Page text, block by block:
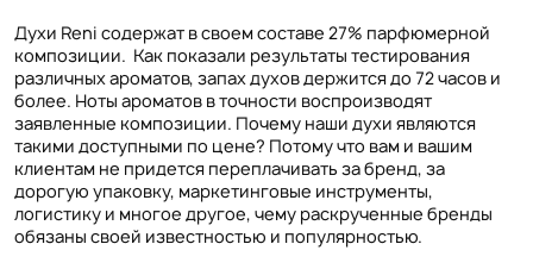
Духи Reni содержат в своем составе 27% парфюмерной
композиции. Как показали результаты тестирования
различных ароматов, запах духов держится до 72 часов и
более. Ноты ароматов в точности воспроизводят
заявленные композиции. Почему наши духи являются
такими доступными по цене? Потому что вам и вашим
клиентам не придется переплачивать за бренд, за
дорогую упаковку, маркетинговые инструменты,
логистику и многое другое, чему раскрученные бренды
обязаны своей известностью и популярностью.